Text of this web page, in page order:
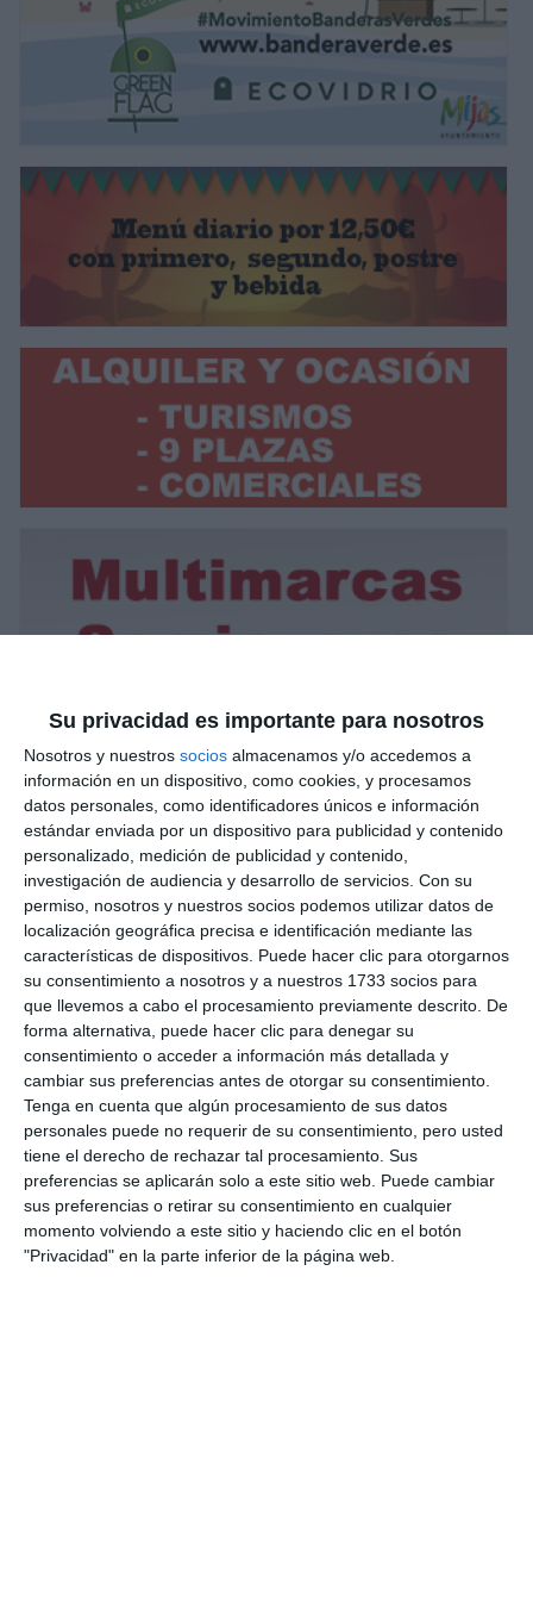
Su privacidad es importante para nosotros
Nosotros y nuestros socios almacenamos y/o accedemos a
información en un dispositivo, como cookies, y procesamos
datos personales, como identificadores únicos e información
estándar enviada por un dispositivo para publicidad y contenido
personalizado, medición de publicidad y contenido,
investigación de audiencia y desarrollo de servicios. Con su
permiso, nosotros y nuestros socios podemos utilizar datos de
localización geográfica precisa e identificación mediante las
características de dispositivos. Puede hacer clic para otorgarnos
su consentimiento a nosotros y a nuestros 1733 socios para
que llevemos a cabo el procesamiento previamente descrito. De
forma alternativa, puede hacer clic para denegar su
consentimiento o acceder a información más detallada y
cambiar sus preferencias antes de otorgar su consentimiento.
Tenga en cuenta que algún procesamiento de sus datos
personales puede no requerir de su consentimiento, pero usted
tiene el derecho de rechazar tal procesamiento. Sus
preferencias se aplicarán solo a este sitio web. Puede cambiar
sus preferencias o retirar su consentimiento en cualquier
momento volviendo a este sitio y haciendo clic en el botón
"Privacidad" en la parte inferior de la página web.